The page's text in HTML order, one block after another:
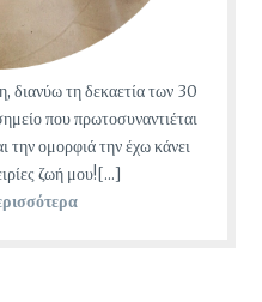
διανύω τη δεκαετία των 30
που πρωτοσυναντιέται
την ομορφιά την έχω κάνει
ζωή μου![...]